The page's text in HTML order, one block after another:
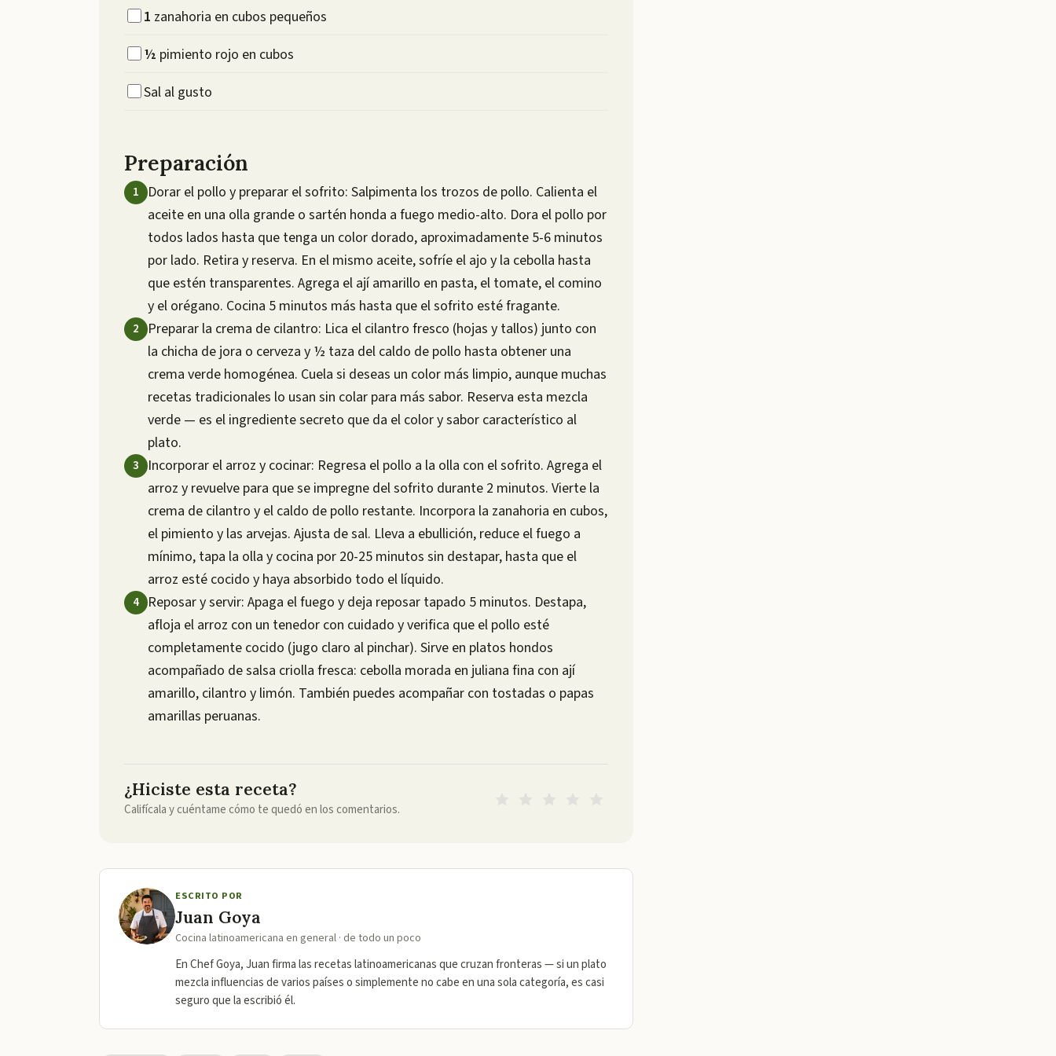
1 zanahoria en cubos pequeños
½ pimiento rojo en cubos
Sal al gusto
Preparación
Dorar el pollo y preparar el sofrito: Salpimenta los trozos de pollo. Calienta el
aceite en una olla grande o sartén honda a fuego medio-alto. Dora el pollo por
todos lados hasta que tenga un color dorado, aproximadamente 5-6 minutos
por lado. Retira y reserva. En el mismo aceite, sofríe el ajo y la cebolla hasta
que estén transparentes. Agrega el ají amarillo en pasta, el tomate, el comino
y el orégano. Cocina 5 minutos más hasta que el sofrito esté fragante.
Preparar la crema de cilantro: Lica el cilantro fresco (hojas y tallos) junto con
la chicha de jora o cerveza y ½ taza del caldo de pollo hasta obtener una
crema verde homogénea. Cuela si deseas un color más limpio, aunque muchas
recetas tradicionales lo usan sin colar para más sabor. Reserva esta mezcla
verde — es el ingrediente secreto que da el color y sabor característico al
plato.
Incorporar el arroz y cocinar: Regresa el pollo a la olla con el sofrito. Agrega el
arroz y revuelve para que se impregne del sofrito durante 2 minutos. Vierte la
crema de cilantro y el caldo de pollo restante. Incorpora la zanahoria en cubos,
el pimiento y las arvejas. Ajusta de sal. Lleva a ebullición, reduce el fuego a
mínimo, tapa la olla y cocina por 20-25 minutos sin destapar, hasta que el
arroz esté cocido y haya absorbido todo el líquido.
Reposar y servir: Apaga el fuego y deja reposar tapado 5 minutos. Destapa,
afloja el arroz con un tenedor con cuidado y verifica que el pollo esté
completamente cocido (jugo claro al pinchar). Sirve en platos hondos
acompañado de salsa criolla fresca: cebolla morada en juliana fina con ají
amarillo, cilantro y limón. También puedes acompañar con tostadas o papas
amarillas peruanas.
¿Hiciste esta receta?
Califícala y cuéntame cómo te quedó en los comentarios.
ESCRITO POR
Juan Goya
Cocina latinoamericana en general · de todo un poco
En Chef Goya, Juan firma las recetas latinoamericanas que cruzan fronteras — si un plato
mezcla influencias de varios países o simplemente no cabe en una sola categoría, es casi
seguro que la escribió él.